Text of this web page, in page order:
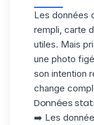
Les données
rempli, carte
utiles. Mais
une photo
son intention
change
Données
➡️ Les